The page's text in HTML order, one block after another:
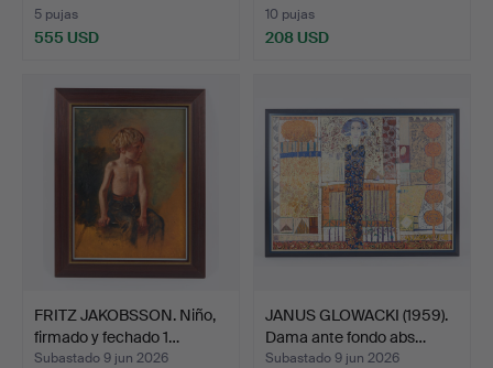
5 pujas
555 USD
10 pujas
208 USD
FRITZ JAKOBSSON. Niño,
firmado y fechado 1…
Subastado 9 jun 2026
JANUS GLOWACKI (1959).
Dama ante fondo abs…
Subastado 9 jun 2026